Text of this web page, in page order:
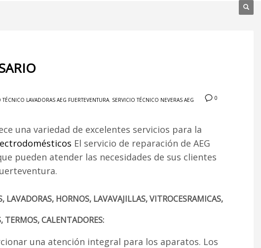
0
TÉCNICO LAVADORAS AEG FUERTEVENTURA, SERVICIO TÉCNICO NEVERAS AEG
una variedad de excelentes servicios para la
El servicio de reparación de AEG
pueden atender las necesidades de sus clientes
HORNOS, LAVAVAJILLAS, VITROCESRAMICAS,
TERMOS, CALENTADORES:
una atención integral para los aparatos. Los